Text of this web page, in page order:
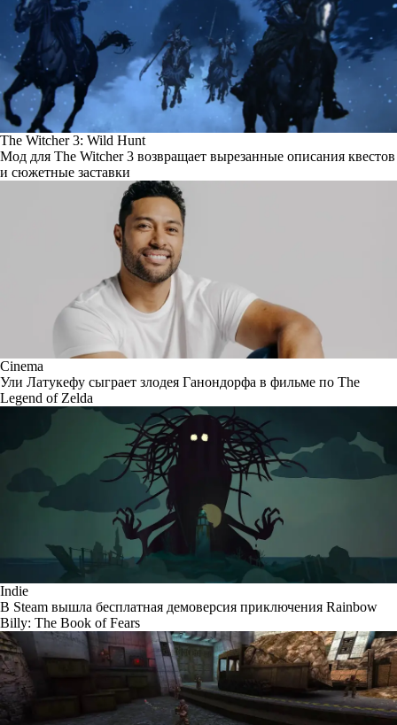
The Witcher 3: Wild Hunt
Мод для The Witcher 3 возвращает вырезанные описания квестов
и сюжетные заставки
Cinema
Ули Латукефу сыграет злодея Ганондорфа в фильме по The
Legend of Zelda
Indie
В Steam вышла бесплатная демоверсия приключения Rainbow
Billy: The Book of Fears